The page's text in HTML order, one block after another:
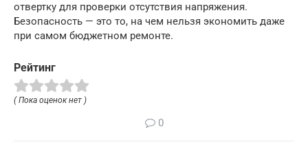
отвертку для проверки отсутствия напряжения.
Безопасность — это то, на чем нельзя экономить даже
при самом бюджетном ремонте.
Рейтинг
( Пока оценок нет )
0